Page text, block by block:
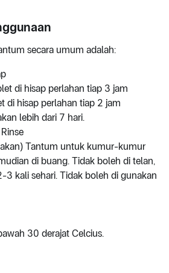
secara umum adalah:
di hisap perlahan tiap 3 jam
di hisap perlahan tiap 2 jam
lebih dari 7 hari.
Tantum untuk kumur-kumur
di buang. Tidak boleh di telan,
3 kali sehari. Tidak boleh di gunakan
30 derajat Celcius.